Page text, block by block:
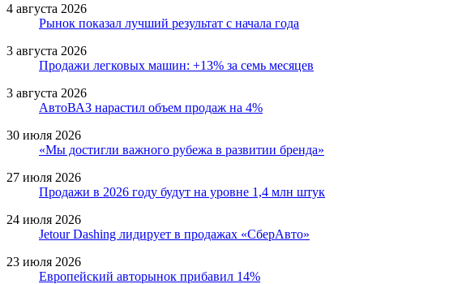
4 августа 2026
Рынок показал лучший результат с начала года
3 августа 2026
Продажи легковых машин: +13% за семь месяцев
3 августа 2026
АвтоВАЗ нарастил объем продаж на 4%
30 июля 2026
«Мы достигли важного рубежа в развитии бренда»
27 июля 2026
Продажи в 2026 году будут на уровне 1,4 млн штук
24 июля 2026
Jetour Dashing лидирует в продажах «СберАвто»
23 июля 2026
Европейский авторынок прибавил 14%